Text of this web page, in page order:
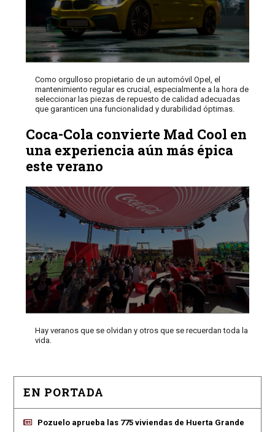
Como orgulloso propietario de un automóvil Opel, el
mantenimiento regular es crucial, especialmente a la hora de
seleccionar las piezas de repuesto de calidad adecuadas
que garanticen una funcionalidad y durabilidad óptimas.
Coca-Cola convierte Mad Cool en
una experiencia aún más épica
este verano
Hay veranos que se olvidan y otros que se recuerdan toda la
vida.
EN PORTADA
Pozuelo aprueba las 775 viviendas de Huerta Grande